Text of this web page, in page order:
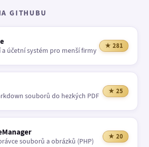
GITHUBU
a účetní systém pro menší firmy
★ 281
souborů do hezkých PDF
★ 25
souborů a obrázků (PHP)
★ 20